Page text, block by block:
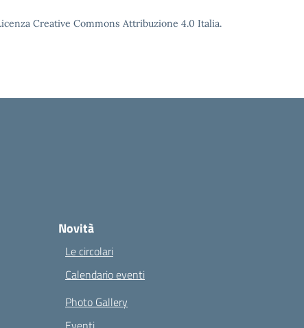
Creative Commons Attribuzione 4.0 Italia.
Novità
Le circolari
Calendario eventi
Photo Gallery